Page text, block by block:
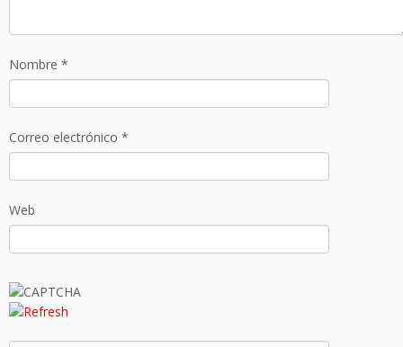
Nombre *
Correo electrónico *
Web